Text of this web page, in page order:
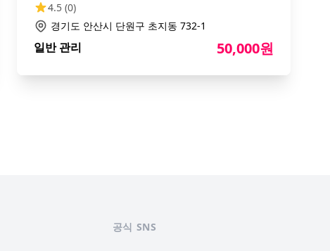
4.5(0)
경기도 안산시 단원구 초지동 732-1
일반 관리 50,000원
공식 SNS